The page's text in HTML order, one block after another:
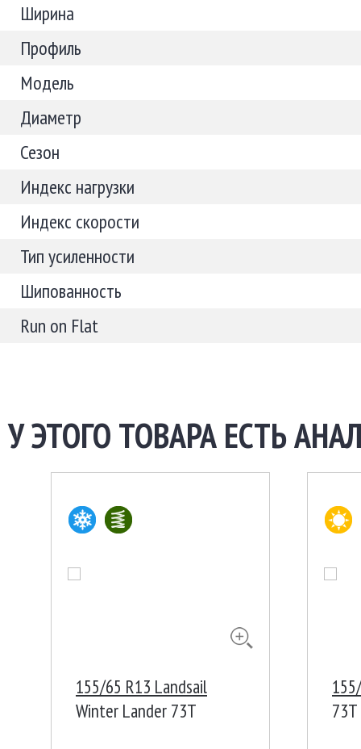
Ширина
Профиль
Модель
Диаметр
Сезон
Индекс нагрузки
Индекс скорости
Тип усиленности
Шипованность
Run on Flat
У ЭТОГО ТОВАРА ЕСТЬ
155/65 R13 Landsail
Winter Lander 73T
73T